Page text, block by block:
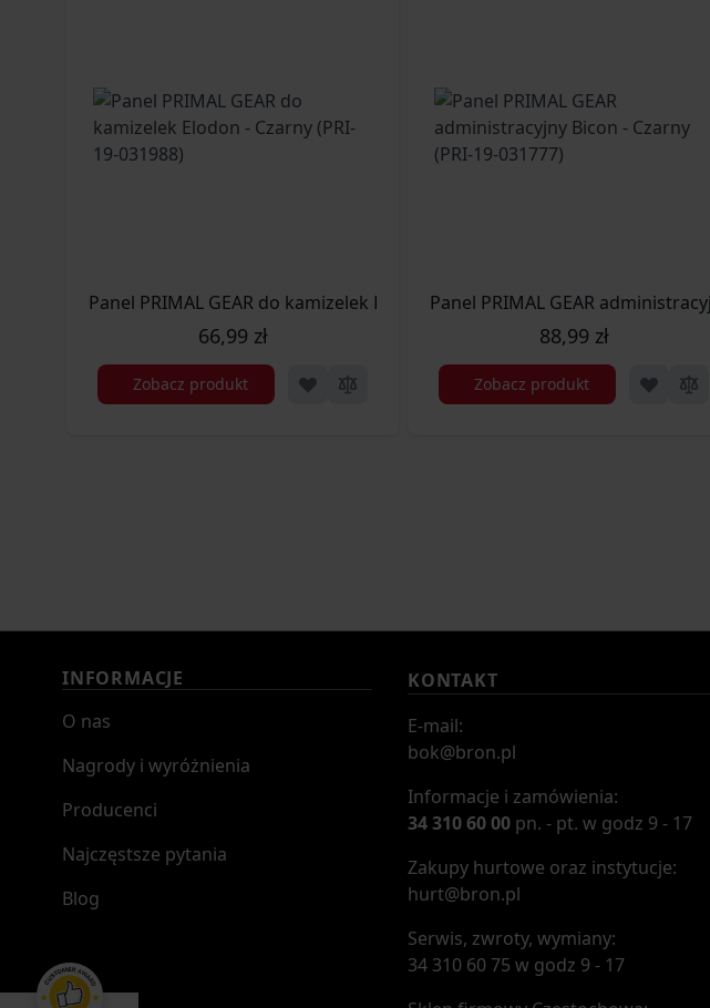
Panel PRIMAL GEAR do kamizelek Elodon - Czarny (PRI-19-031988)
66,99 zł
Zobacz produkt
Panel PRIMAL GEAR
88,99 zł
Zobacz produkt
INFORMACJE
O nas
Nagrody i wyróżnienia
Producenci
Najczęstsze pytania
Blog
KONTAKT
E-mail:
bok@bron.pl
Informacje i zamówienia:
34 310 60 00 pn. - pt. w godz 9 - 17
Zakupy hurtowe oraz instytucje:
hurt@bron.pl
Serwis, zwroty, wymiany:
34 310 60 75 w godz 9 - 17